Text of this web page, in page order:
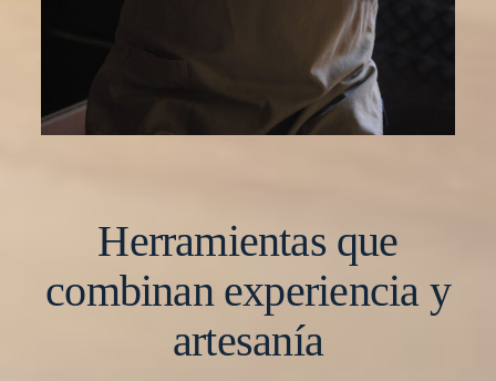
Herramientas que
combinan experiencia y
artesanía